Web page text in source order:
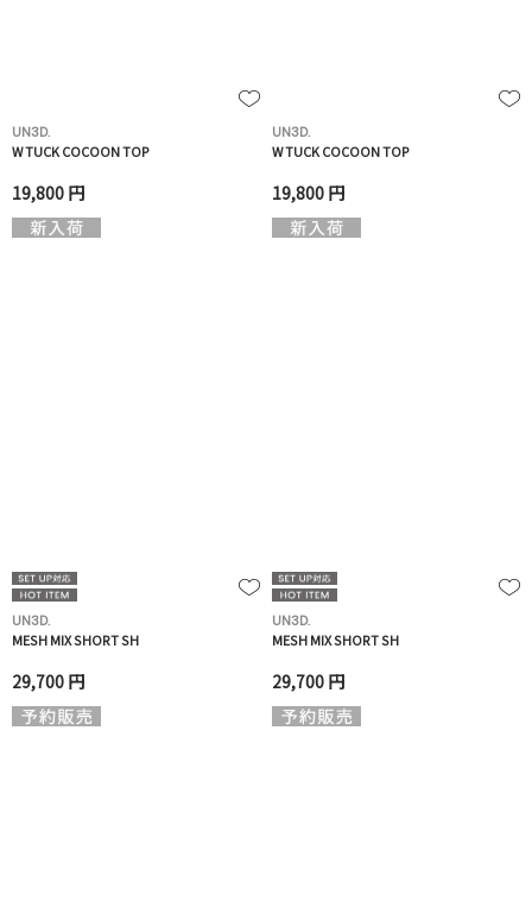
UN3D.
W TUCK COCOON TOP
19,800 円
UN3D.
W TUCK COCOON TOP
19,800 円
UN3D.
MESH MIX SHORT SH
29,700 円
UN3D.
MESH MIX SHORT SH
29,700 円